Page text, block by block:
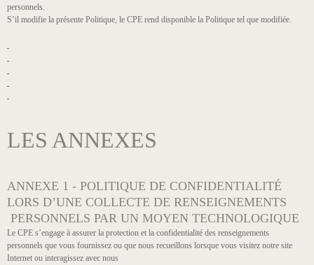
personnels.
S’il modifie la présente Politique, le CPE rend disponible la Politique tel que modifiée.
LES ANNEXES
ANNEXE 1 - POLITIQUE DE CONFIDENTIALITÉ
LORS D’UNE COLLECTE DE RENSEIGNEMENTS
PERSONNELS PAR UN MOYEN TECHNOLOGIQUE
Le CPE s’engage à assurer la protection et la confidentialité des renseignements
personnels que vous fournissez ou que nous recueillons lorsque vous visitez notre site
Internet ou interagissez avec nous